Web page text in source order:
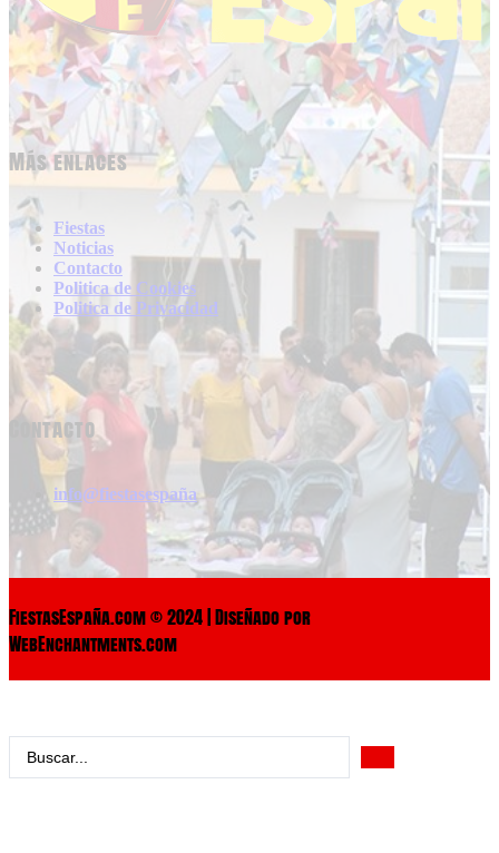
Más enlaces
Fiestas
Noticias
Contacto
Politica de Cookies
Politica de Privacidad
Contacto
info@fiestasespaña
FiestasEspaña.com © 2024 | Diseñado por
WebEnchantments.com